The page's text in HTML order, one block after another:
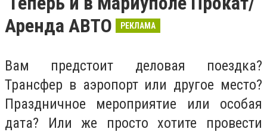
Аренда АВТО
РЕКЛАМА
Вам предстоит деловая поездка?
Трансфер в аэропорт или другое место?
Праздничное мероприятие или особая
дата? Или же просто хотите провести